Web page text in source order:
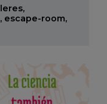
escape-room,